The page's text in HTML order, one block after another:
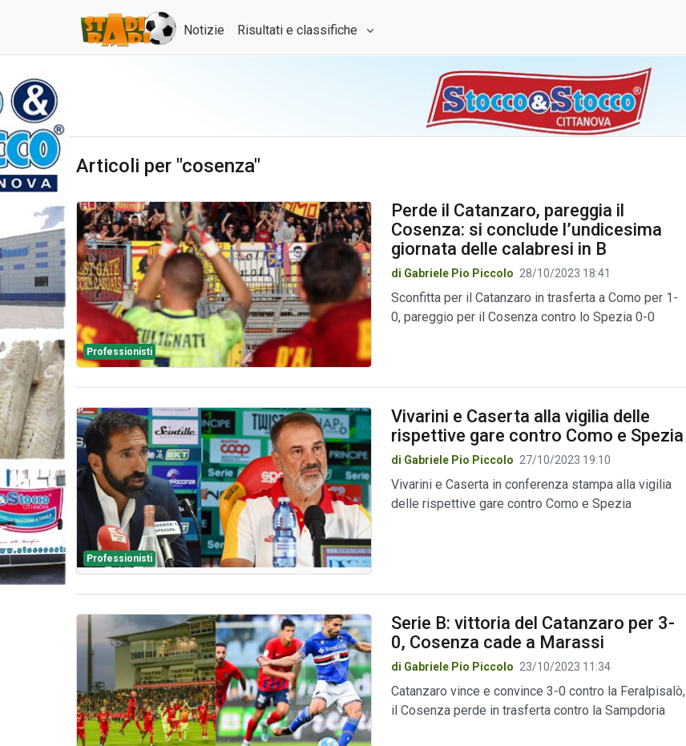
Notizie Risultati e classifiche
Articoli per "cosenza"
Professionisti
Perde il Catanzaro, pareggia il
Cosenza: si conclude l’undicesima
giornata delle calabresi in B
di Gabriele Pio Piccolo 28/10/2023 18:41
Sconfitta per il Catanzaro in trasferta a Como per 1-
0, pareggio per il Cosenza contro lo Spezia 0-0
Professionisti
Vivarini e Caserta alla vigilia delle
rispettive gare contro Como e Spezia
di Gabriele Pio Piccolo 27/10/2023 19:10
Vivarini e Caserta in conferenza stampa alla vigilia
delle rispettive gare contro Como e Spezia
Serie B: vittoria del Catanzaro per 3-
0, Cosenza cade a Marassi
di Gabriele Pio Piccolo 23/10/2023 11:34
Catanzaro vince e convince 3-0 contro la Feralpisalò,
il Cosenza perde in trasferta contro la Sampdoria